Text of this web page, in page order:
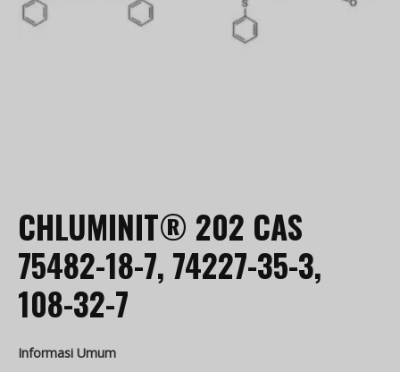
CHLUMINIT® 202 CAS
75482-18-7, 74227-35-3,
108-32-7
Informasi Umum